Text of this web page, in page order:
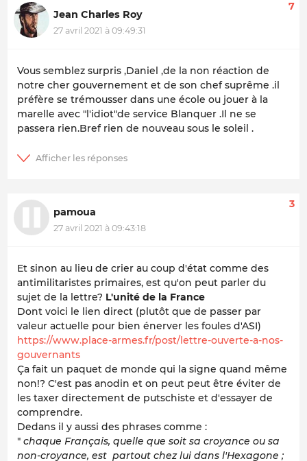
Jean Charles Roy
27 avril 2021 à 09:49:31
7
Vous semblez surpris ,Daniel ,de la non réaction de
notre cher gouvernement et de son chef suprême .il
préfère se trémousser dans une école ou jouer à la
marelle avec "l'idiot"de service Blanquer .Il ne se
passera rien.Bref rien de nouveau sous le soleil .
pamoua
27 avril 2021 à 09:43:18
3
Et sinon au lieu de crier au coup d'état comme des
antimilitaristes primaires, est qu'on peut parler du
sujet de la lettre? L'unité de la France
Dont voici le lien direct (plutôt que de passer par
valeur actuelle pour bien énerver les foules d'ASI)
https://www.place-armes.fr/post/lettre-ouverte-a-nos-
gouvernants
Ça fait un paquet de monde qui la signe quand même
non!? C'est pas anodin et on peut peut être éviter de
les taxer directement de putschiste et d'essayer de
comprendre.
Dedans il y aussi des phrases comme :
" chaque Français, quelle que soit sa croyance ou sa
non-croyance, est partout chez lui dans l'Hexagone ;